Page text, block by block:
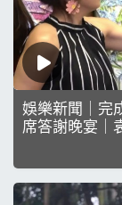
娛樂新聞｜完
席答謝晚宴｜